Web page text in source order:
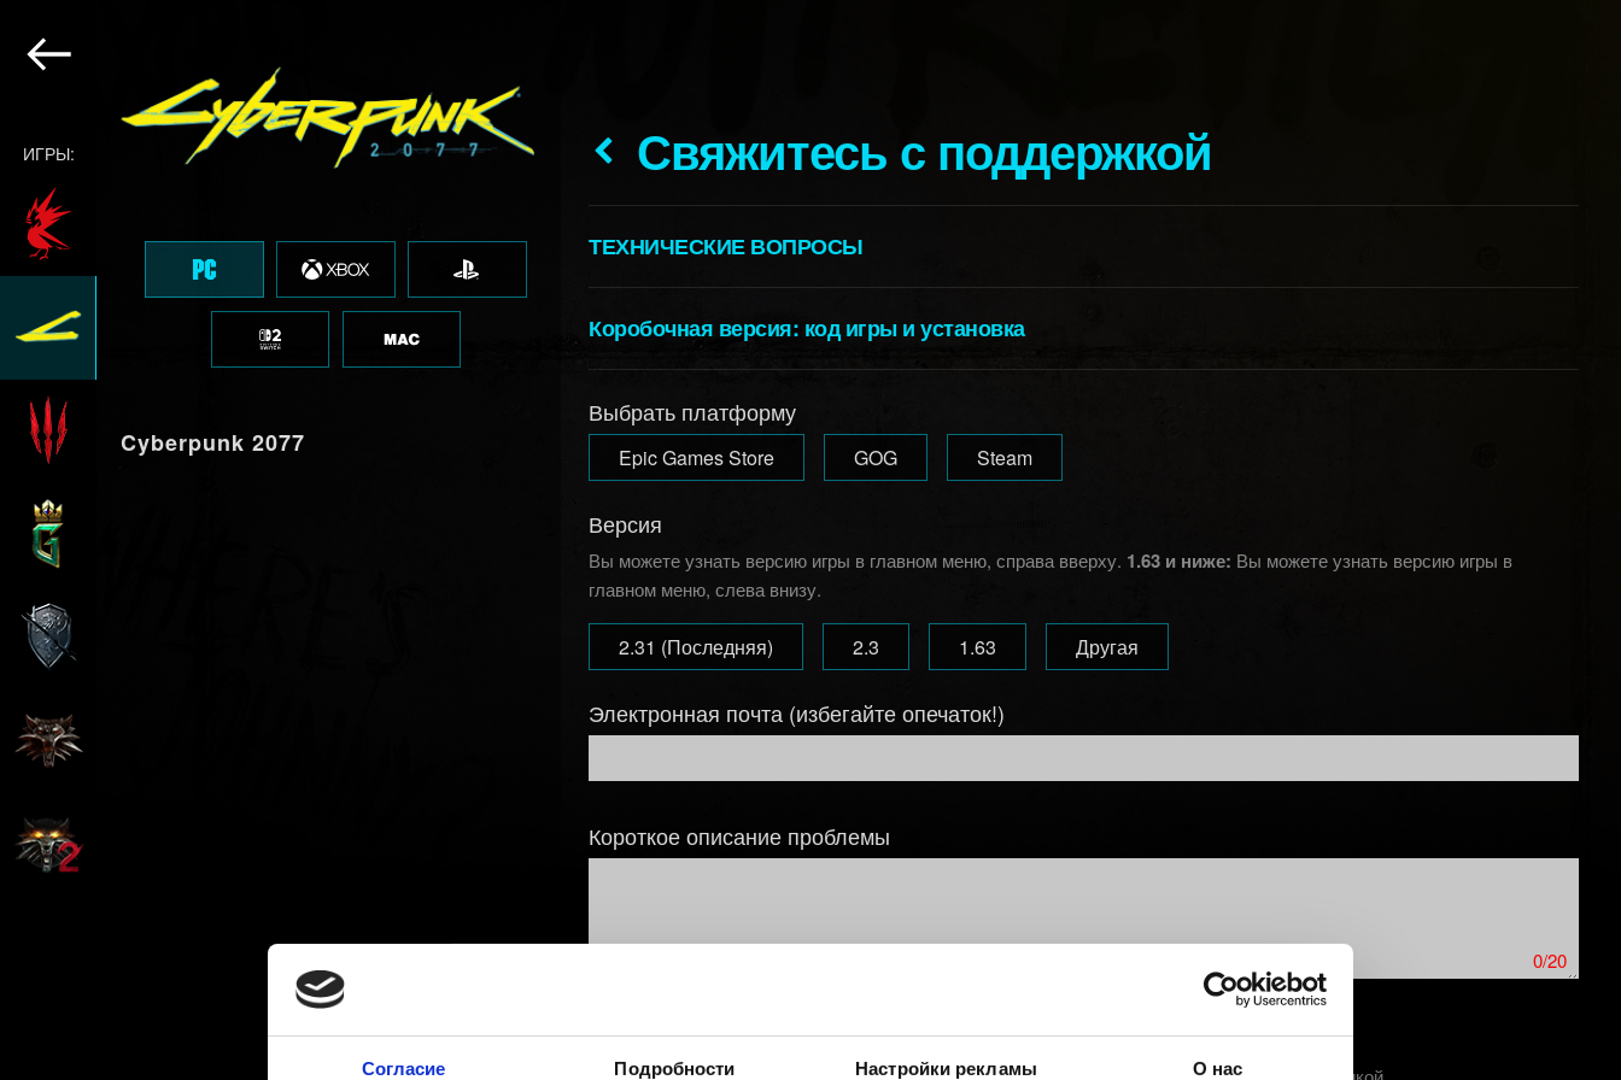
Согласие Подробности Настройки рекламы О нас
ИГРЫ:
Cyberpunk 2077
Свяжитесь с поддержкой
ТЕХНИЧЕСКИЕ ВОПРОСЫ
Коробочная версия: код игры и установка
Выбрать платформу
Epic Games Store GOG Steam
Версия
Вы можете узнать версию игры в главном меню, справа вверху. 1.63 и ниже: Вы можете узнать версию игры в
главном меню, слева внизу.
2.31 (Последняя) 2.3 1.63 Другая
Электронная почта (избегайте опечаток!)
Короткое описание проблемы
0/20
Добавление файла